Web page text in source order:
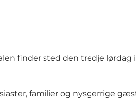
finder sted den tredje lørdag
familier og nysgerrige